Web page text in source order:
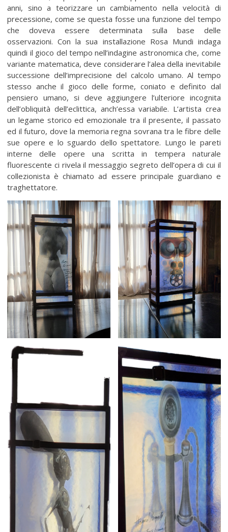
anni, sino a teorizzare un cambiamento nella velocità di
precessione, come se questa fosse una funzione del tempo
che doveva essere determinata sulla base delle
osservazioni. Con la sua installazione Rosa Mundi indaga
quindi il gioco del tempo nell’indagine astronomica che, come
variante matematica, deve considerare l’alea della inevitabile
successione dell’imprecisione del calcolo umano. Al tempo
stesso anche il gioco delle forme, coniato e definito dal
pensiero umano, si deve aggiungere l’ulteriore incognita
dell’obliquità dell’eclittica, anch’essa variabile. L’artista crea
un legame storico ed emozionale tra il presente, il passato
ed il futuro, dove la memoria regna sovrana tra le fibre delle
sue opere e lo sguardo dello spettatore. Lungo le pareti
interne delle opere una scritta in tempera naturale
fluorescente ci rivela il messaggio segreto dell’opera di cui il
collezionista è chiamato ad essere principale guardiano e
traghettatore.